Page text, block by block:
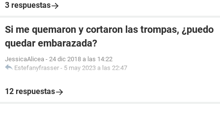
3 respuestas
Si me quemaron y cortaron las trompas, ¿puedo
quedar embarazada?
JessicaAlicea - 24 dic 2018 a las 14:22
Estefanyfrasser - 5 may 2023 a las 22:47
12 respuestas